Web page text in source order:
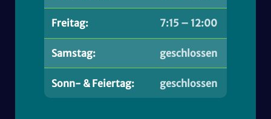
Freitag: 7:15 – 12:00
Samstag: geschlossen
Sonn- & Feiertag: geschlossen